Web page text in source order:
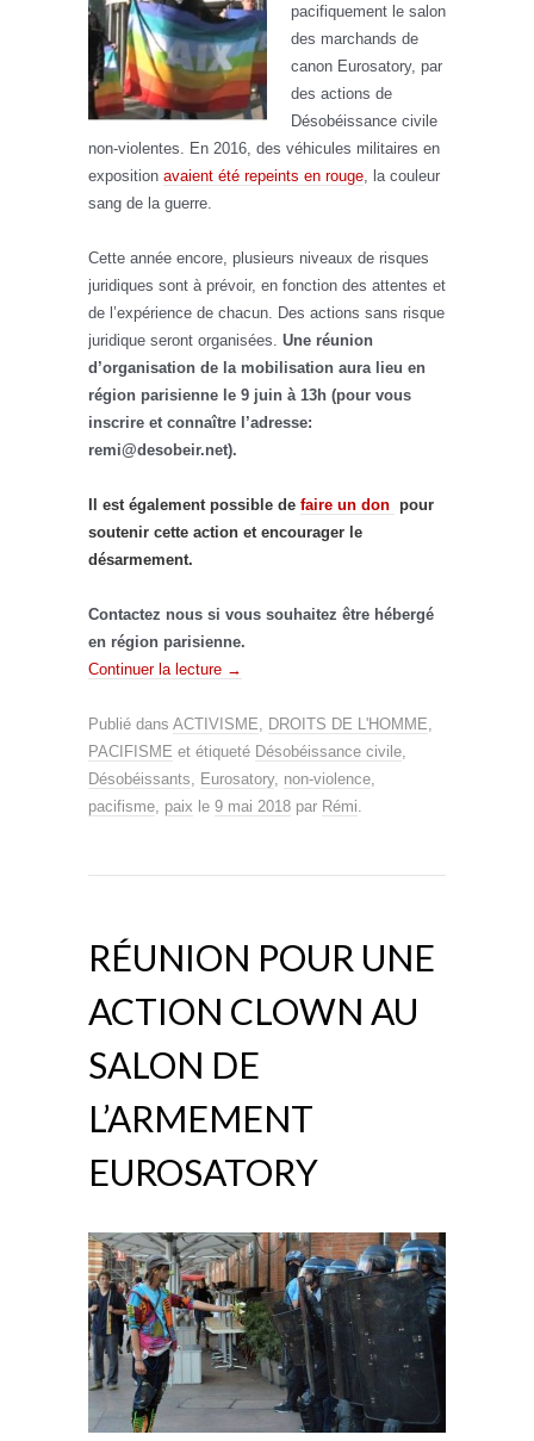
pacifiquement le salon
des marchands de
canon Eurosatory, par
des actions de
Désobéissance civile
non-violentes. En 2016, des véhicules militaires en
exposition avaient été repeints en rouge , la couleur
sang de la guerre.
Cette année encore, plusieurs niveaux de risques
juridiques sont à prévoir, en fonction des attentes et
de l’expérience de chacun. Des actions sans risque
juridique seront organisées. Une réunion
d’organisation de la mobilisation aura lieu en
région parisienne le 9 juin à 13h (pour vous
inscrire et connaître l’adresse:
remi@desobeir.net).
Il est également possible de faire un don pour
soutenir cette action et encourager le
désarmement.
Contactez nous si vous souhaitez être hébergé
en région parisienne.
Continuer la lecture →
Publié dans ACTIVISME DROITS DE L'HOMME
PACIFISME et étiqueté Désobéissance civile
Désobéissants
Eurosatory, non-violence
pacifisme paix le 9 mai 2018 par Rémi
RÉUNION POUR UNE
ACTION CLOWN AU
SALON DE
L’ARMEMENT
EUROSATORY